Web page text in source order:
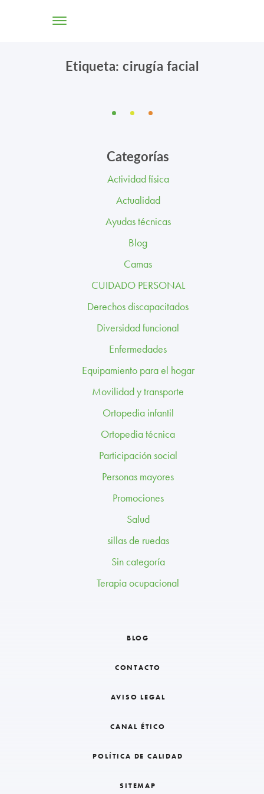
TIENDA ONLINE
CENTROS
PROFESIONALES
BLOG
CONTACTO
CANAL ÉTICO
Etiqueta: cirugía facial
Categorías
Actividad física
Actualidad
Ayudas técnicas
Blog
Camas
CUIDADO PERSONAL
Derechos discapacitados
Diversidad funcional
Enfermedades
Equipamiento para el hogar
Movilidad y transporte
Ortopedia infantil
Ortopedia técnica
Participación social
Personas mayores
Promociones
Salud
sillas de ruedas
Sin categoría
Terapia ocupacional
BLOG
CONTACTO
AVISO LEGAL
CANAL ÉTICO
POLÍTICA DE CALIDAD
SITEMAP